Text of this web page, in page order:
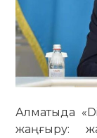
Алматыда
жаңғыру: